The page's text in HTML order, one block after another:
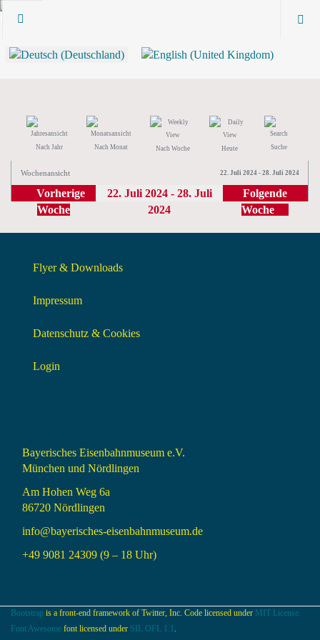
Nach Jahr Nach Monat Nach Woche Heute Suche
Wochenansicht 22. Juli 2024 - 28. Juli 2024
Vorherige
Woche
22. Juli 2024 - 28. Juli
2024
Folgende
Woche
Flyer & Downloads
Impressum
Datenschutz & Cookies
Login
Bayerisches Eisenbahnmuseum e.V.
München und Nördlingen
Am Hohen Weg 6a
86720 Nördlingen
info@bayerisches-eisenbahnmuseum.de
+49 9081 24309 (9 – 18 Uhr)
Bootstrap is a front-end framework of Twitter, Inc. Code licensed under MIT License.
Font Awesome font licensed under SIL OFL 1.1 .